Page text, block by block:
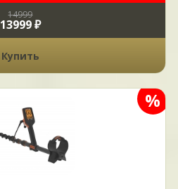
14999
13999 ₽
Купить
%